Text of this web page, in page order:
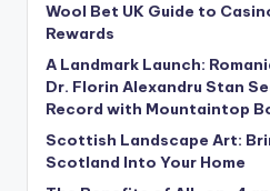
Wool Bet UK Guide to
Rewards
A Landmark Launch:
Dr. Florin Alexandru Stan
Record with Mountaintop
Scottish Landscape Art:
Scotland Into Your Home